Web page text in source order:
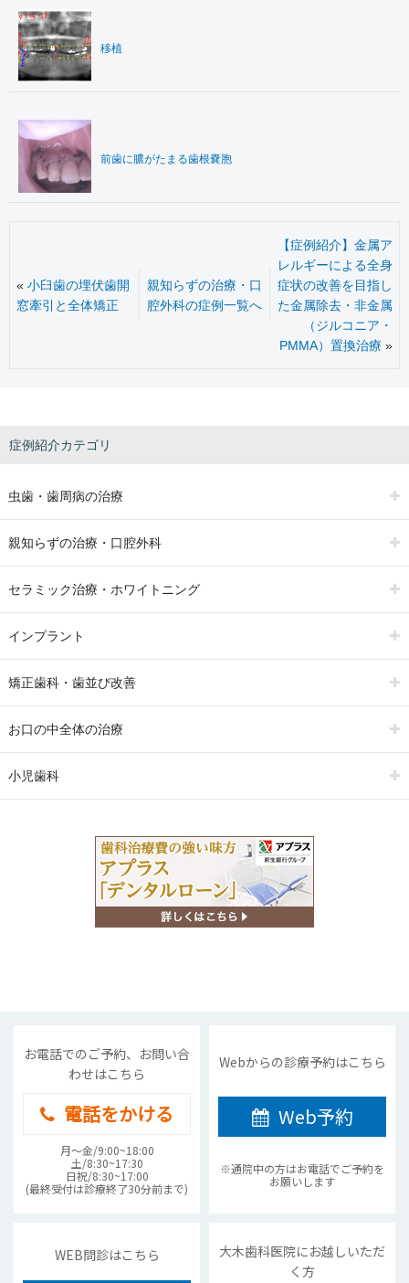
移植
前歯に膿がたまる歯根嚢胞
« 小臼歯の埋伏歯開
窓牽引と全体矯正
親知らずの治療・口
腔外科の症例一覧へ
【症例紹介】金属ア
レルギーによる全身
症状の改善を目指し
た金属除去・非金属
（ジルコニア・
PMMA）置換治療 »
症例紹介カテゴリ
虫歯・歯周病の治療
親知らずの治療・口腔外科
セラミック治療・ホワイトニング
インプラント
矯正歯科・歯並び改善
お口の中全体の治療
小児歯科
お電話でのご予約、お問い合
わせはこちら
電話をかける
月〜金/9:00~18:00
土/8:30~17:30
日祝/8:30~17:00
(最終受付は診療終了30分前まで)
Webからの診療予約はこちら
Web予約
※通院中の方はお電話でご予約を
お願いします
WEB問診はこちら
大木歯科医院にお越しいただ
く方